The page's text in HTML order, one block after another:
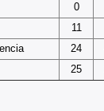
0
11
24
25